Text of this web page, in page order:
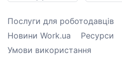
Послуги для роботодавців
Новини Work.ua
Ресурси
Умови використання